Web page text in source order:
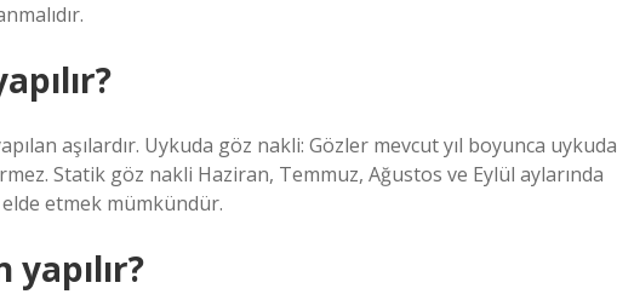
aşılardır. Uykuda göz nakli: Gözler mevcut yıl boyunca uykuda
Statik göz nakli Haziran, Temmuz, Ağustos ve Eylül aylarında
etmek mümkündür.
yapılır?